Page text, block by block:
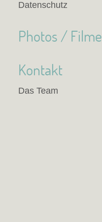
Datenschutz
Photos / Filme
Kontakt
Das Team